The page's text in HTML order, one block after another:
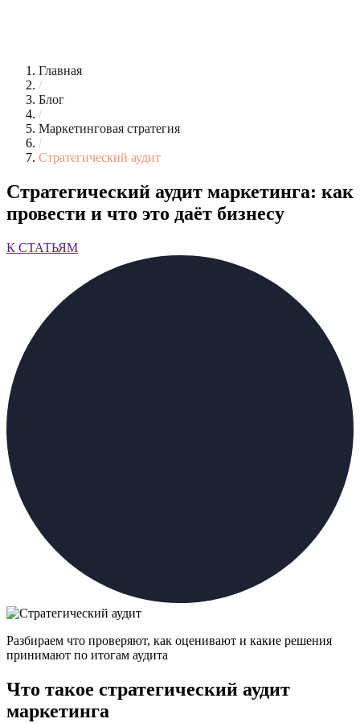
Главная
/
Блог
/
Маркетинговая стратегия
/
Стратегический аудит
Стратегический аудит маркетинга: как
провести и что это даёт бизнесу
К СТАТЬЯМ
Разбираем что проверяют, как оценивают и какие решения
принимают по итогам аудита
Что такое стратегический аудит
маркетинга